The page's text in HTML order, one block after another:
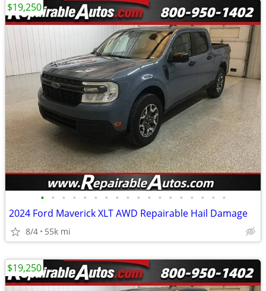
• • • • • • • • • • • • • • • • • •
2024 Ford Maverick XLT AWD Repairable Hail Damage
8/4 55k mi
$19,250
$19,250